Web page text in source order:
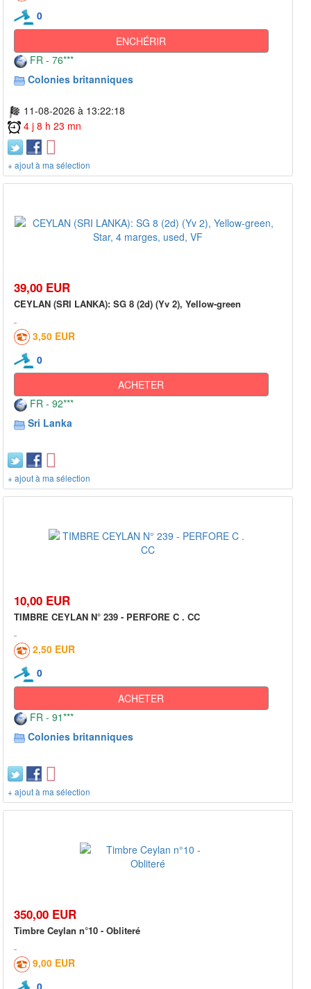
0
ENCHÉRIR
FR - 76***
Colonies britanniques
11-08-2026 à 13:22:18
4 j 8 h 23 mn
+ ajout à ma sélection
39,00 EUR
CEYLAN (SRI LANKA): SG 8 (2d) (Yv 2), Yellow-green
3,50 EUR
0
ACHETER
FR - 92***
Sri Lanka
+ ajout à ma sélection
10,00 EUR
TIMBRE CEYLAN N° 239 - PERFORE C . CC
2,50 EUR
0
ACHETER
FR - 91***
Colonies britanniques
+ ajout à ma sélection
350,00 EUR
Timbre Ceylan n°10 - Obliteré
9,00 EUR
0